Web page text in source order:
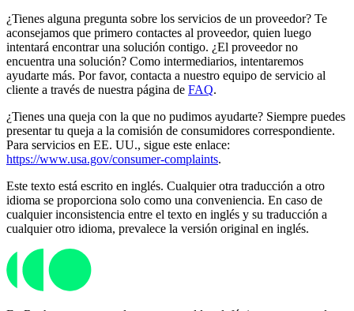
¿Tienes alguna pregunta sobre los servicios de un proveedor? Te
aconsejamos que primero contactes al proveedor, quien luego
intentará encontrar una solución contigo. ¿El proveedor no
encuentra una solución? Como intermediarios, intentaremos
ayudarte más. Por favor, contacta a nuestro equipo de servicio al
cliente a través de nuestra página de FAQ.
¿Tienes una queja con la que no pudimos ayudarte? Siempre puedes
presentar tu queja a la comisión de consumidores correspondiente.
Para servicios en EE. UU., sigue este enlace:
https://www.usa.gov/consumer-complaints.
Este texto está escrito en inglés. Cualquier otra traducción a otro
idioma se proporciona solo como una conveniencia. En caso de
cualquier inconsistencia entre el texto en inglés y su traducción a
cualquier otro idioma, prevalece la versión original en inglés.